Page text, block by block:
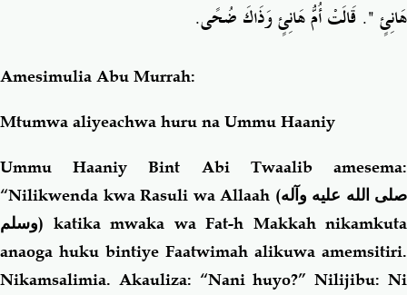
هَانِئٍ ‏"‏‏.‏ قَالَتْ أُمُّ هَانِئٍ وَذَاكَ ضُحًى‏.‏
Amesimulia Abu Murrah:
Mtumwa aliyeachwa huru na Ummu Haaniy
Ummu Haaniy Bint Abi Twaalib amesema:
“Nilikwenda kwa Rasuli wa Allaah (صلى الله عليه وآله
وسلم) katika mwaka wa Fat-h Makkah nikamkuta
anaoga huku bintiye Faatwimah alikuwa amemsitiri.
Nikamsalimia. Akauliza: “Nani huyo?” Nilijibu: Ni